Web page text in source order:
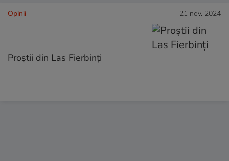
Opinii 21 nov. 2024
Proștii din Las Fierbinți